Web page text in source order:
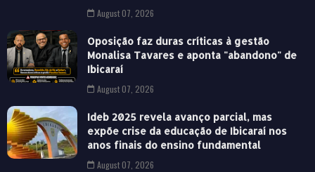
August 07, 2026
Oposição faz duras críticas à gestão
Monalisa Tavares e aponta "abandono" de
Ibicaraí
August 07, 2026
Ideb 2025 revela avanço parcial, mas
expõe crise da educação de Ibicaraí nos
anos finais do ensino fundamental
August 07, 2026